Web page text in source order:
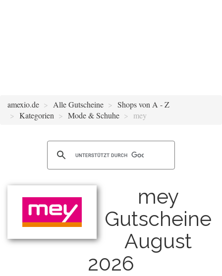
amexio.de Alle Gutscheine
Shops von A - Z
Kategorien
Mode & Schuhe mey
mey
Gutscheine
August
2026